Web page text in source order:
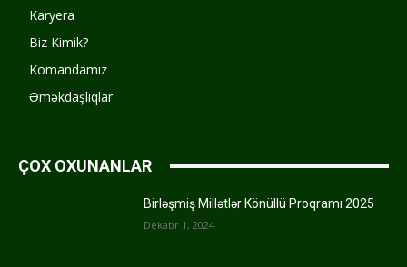
Karyera
Biz Kimik?
Komandamız
Əməkdaşlıqlar
ÇOX OXUNANLAR
Birləşmiş Millətlər Könüllü Proqramı 2025
Dekabr 1, 2024